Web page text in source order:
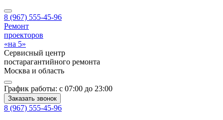
8 (967) 555-45-96
Ремонт
проекторов
«на 5»
Сервисный центр
постарагантийного ремонта
Москва и область
График работы: с 07:00 до 23:00
Заказать звонок
8 (967) 555-45-96